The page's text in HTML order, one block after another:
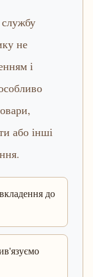
не
і
або інші
до